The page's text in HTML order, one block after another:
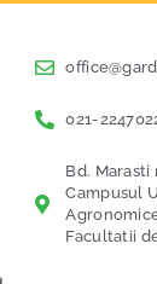
021-
Bd. Marasti
Campusul
Facultatii